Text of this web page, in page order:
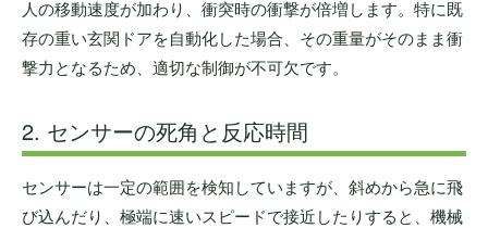
人の移動速度が加わり、衝突時の衝撃が倍増します。特に既
存の重い玄関ドアを自動化した場合、その重量がそのまま衝
撃力となるため、適切な制御が不可欠です。
2. センサーの死角と反応時間
センサーは一定の範囲を検知していますが、斜めから急に飛
び込んだり、極端に速いスピードで接近したりすると、機械